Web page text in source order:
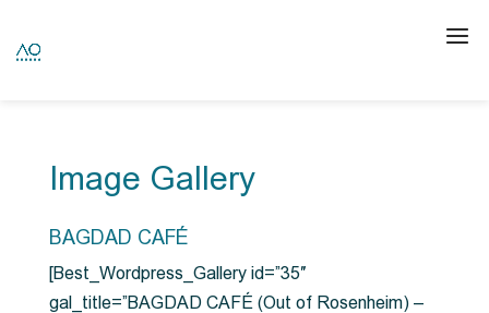
Image Gallery
BAGDAD CAFÉ
[Best_Wordpress_Gallery id=”35″
gal_title=”BAGDAD CAFÉ (Out of Rosenheim) –